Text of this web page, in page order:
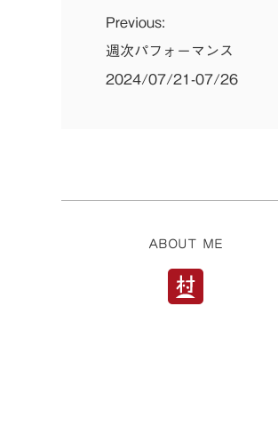
投
稿
ナ
Previous:
週次パフォーマンス
2024/07/21-07/26
ABOUT ME